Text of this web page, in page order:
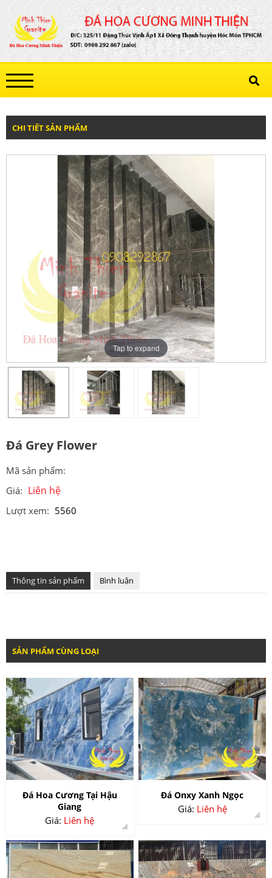
CHI TIẾT SẢN PHẨM
Tap to expand
Đá Grey Flower
Mã sản phẩm:
Giá: Liên hệ
Lượt xem: 5560
Thông tin sản phẩm Bình luận
SẢN PHẨM CÙNG LOẠI
Đá Hoa Cương Tại Hậu
Giang
Giá: Liên hệ
Đá Onxy Xanh Ngọc
Giá: Liên hệ